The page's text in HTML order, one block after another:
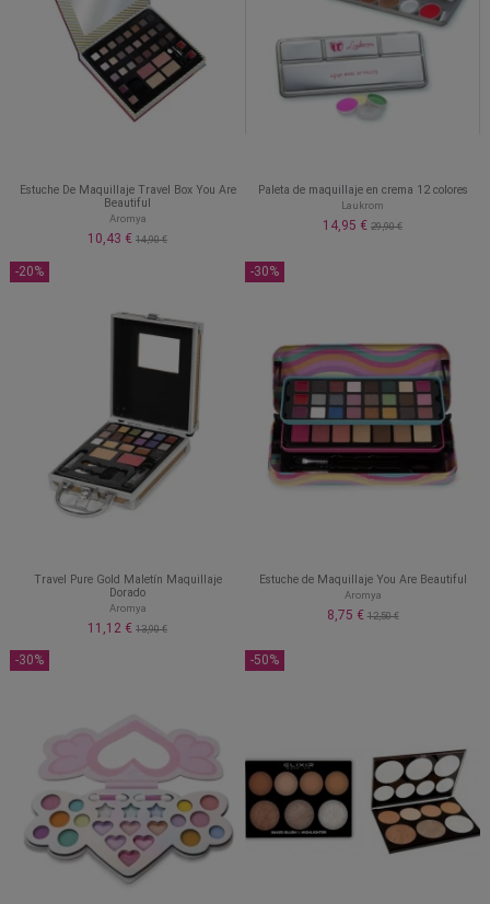
Estuche De Maquillaje Travel Box You Are
Beautiful
Aromya
10,43 € 14,90 €
Paleta de maquillaje en crema 12 colores
Laukrom
14,95 € 29,90 €
-20%
Travel Pure Gold Maletín Maquillaje
Dorado
Aromya
11,12 € 13,90 €
-30%
Estuche de Maquillaje You Are Beautiful
Aromya
8,75 €12,50 €
-30% -50%